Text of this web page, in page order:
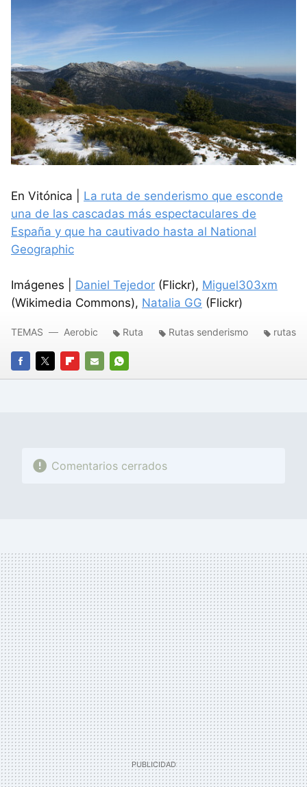
En Vitónica | La ruta de senderismo que esconde
una de las cascadas más espectaculares de
España y que ha cautivado hasta al National
Geographic
Imágenes | Daniel Tejedor (Flickr), Miguel303xm
(Wikimedia Commons), Natalia GG (Flickr)
FACEBOOK
TWITTERFLIPBOARD
E-
WHATSAPP
TEMAS Aerobic Ruta Rutas senderismo rutas
Comentarios cerrados